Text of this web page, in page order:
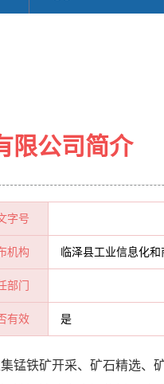
限公司简介
字号
机构 临泽县工业信息化和
部门
有效 是
锰铁矿开采、矿石精选、